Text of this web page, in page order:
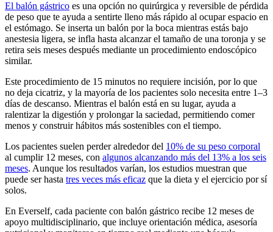
El balón gástrico es una opción no quirúrgica y reversible de pérdida
de peso que te ayuda a sentirte lleno más rápido al ocupar espacio en
el estómago. Se inserta un balón por la boca mientras estás bajo
anestesia ligera, se infla hasta alcanzar el tamaño de una toronja y se
retira seis meses después mediante un procedimiento endoscópico
similar.
Este procedimiento de 15 minutos no requiere incisión, por lo que
no deja cicatriz, y la mayoría de los pacientes solo necesita entre 1–3
días de descanso. Mientras el balón está en su lugar, ayuda a
ralentizar la digestión y prolongar la saciedad, permitiendo comer
menos y construir hábitos más sostenibles con el tiempo.
Los pacientes suelen perder alrededor del 10% de su peso corporal
al cumplir 12 meses, con algunos alcanzando más del 13% a los seis
meses. Aunque los resultados varían, los estudios muestran que
puede ser hasta tres veces más eficaz que la dieta y el ejercicio por sí
solos.
En Everself, cada paciente con balón gástrico recibe 12 meses de
apoyo multidisciplinario, que incluye orientación médica, asesoría